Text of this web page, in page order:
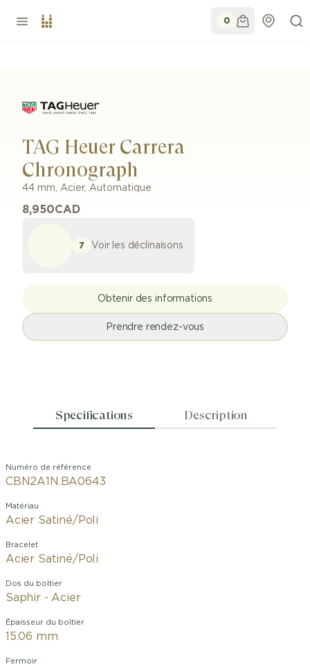
0
TAG Heuer Carrera
Chronograph
44 mm, Acier, Automatique
8,950CAD
7 Voir les déclinaisons
Obtenir des informations
Prendre rendez-vous
Specifications Description
Numéro de référence
CBN2A1N.BA0643
Matériau
Acier Satiné/Poli
Bracelet
Acier Satiné/Poli
Dos du boîtier
Saphir - Acier
Épaisseur du boîtier
15.06 mm
Fermoir